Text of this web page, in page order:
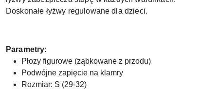
Doskonałe łyżwy regulowane dla dzieci.
Parametry:
Płozy figurowe (ząbkowane z przodu)
Podwójne zapięcie na klamry
Rozmiar: S (29-32)